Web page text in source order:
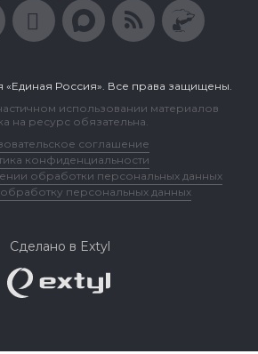
«Единая Россия». Все права защищены.
использовании материалов
на ресурс обязательна.
соглашение
конфиденциальности
обработки персональных данных
персональных данных
Сделано в Extyl